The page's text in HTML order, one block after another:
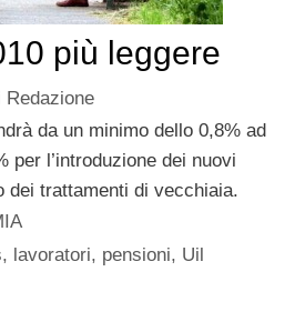
più leggere
Redazione
da un minimo dello 0,8% ad
per l’introduzione dei nuovi
dei trattamenti di vecchiaia.
, lavoratori, pensioni, Uil